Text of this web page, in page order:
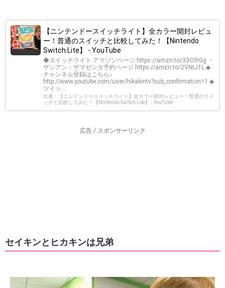
【ニンテンドースイッチライト】全カラー開封レビュ
ー！普通のスイッチと比較してみた！【Nintendo
Switch Lite】 - YouTube
◆スイッチライト アマゾンページ https://amzn.to/33CthGg ・
ザシアン・ザマゼンタ予約ページ https://amzn.to/2VNtJ1L ◆
チャンネル登録はこちら↓
http://www.youtube.com/user/hikakintv?sub_confirmation=1 ◆
ツイッ...
出典：【ニンテンドースイッチライト】全カラー開封レビュー！普通のスイ
ッチと比較してみた！【Nintendo Switch Lite】 - YouTube
広告 / スポンサーリンク
セイキンとヒカキンは兄弟